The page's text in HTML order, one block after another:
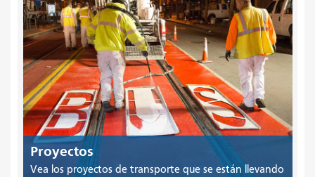
Proyectos
Vea los proyectos de transporte que se están llevando